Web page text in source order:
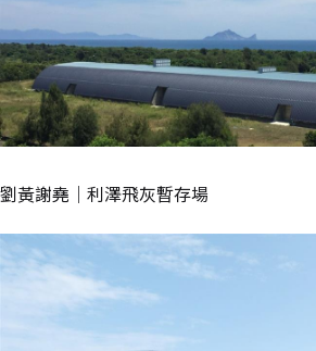
劉黃謝堯｜利澤飛灰暫存場